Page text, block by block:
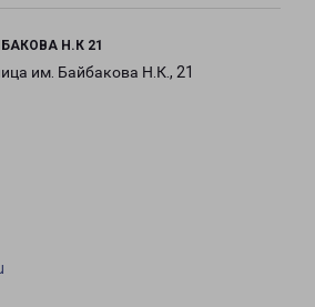
Н.К 21
им. Байбакова Н.К., 21